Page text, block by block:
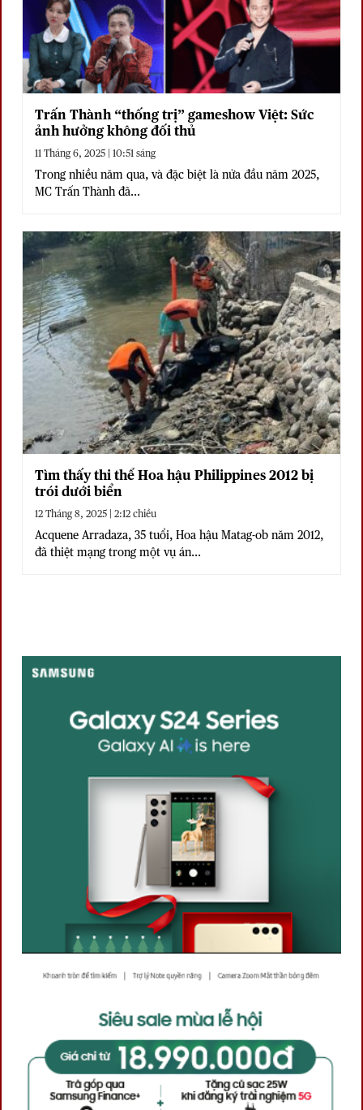
Trấn Thành “thống trị” gameshow Việt: Sức
ảnh hưởng không đối thủ
11 Tháng 6, 2025 | 10:51 sáng
Trong nhiều năm qua, và đặc biệt là nửa đầu năm 2025,
MC Trấn Thành đã...
Tìm thấy thi thể Hoa hậu Philippines 2012 bị
trói dưới biển
12 Tháng 8, 2025 | 2:12 chiều
Acquene Arradaza, 35 tuổi, Hoa hậu Matag-ob năm 2012,
đã thiệt mạng trong một vụ án...